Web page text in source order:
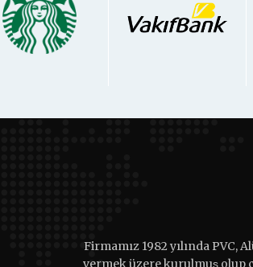
Firmamız 1982 yılında PVC,
vermek üzere kurulmuş olup